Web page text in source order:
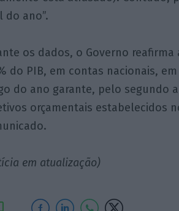
do ano”.
os dados, o Governo
do PIB, em contas nacionais,
do ano garante, pelo segundo
orçamentais estabelecidos
em atualização)